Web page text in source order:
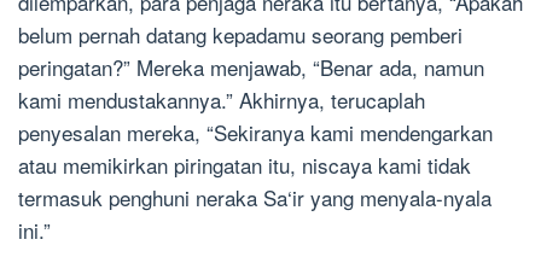
belum pernah datang kepadamu seorang pemberi
peringatan?” Mereka menjawab, “Benar ada, namun
kami mendustakannya.” Akhirnya, terucaplah
penyesalan mereka, “Sekiranya kami mendengarkan
atau memikirkan piringatan itu, niscaya kami tidak
termasuk penghuni neraka Sa‘ir yang menyala-nyala
ini.”